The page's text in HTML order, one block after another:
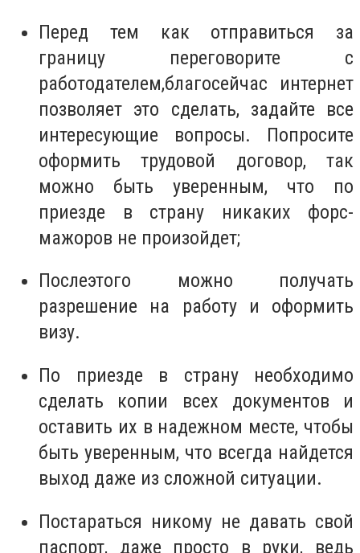
Перед тем как отправиться за
границу переговорите с
работодателем,благосейчас интернет
позволяет это сделать, задайте все
интересующие вопросы. Попросите
оформить трудовой договор, так
можно быть уверенным, что по
приезде в страну никаких форс-
мажоров не произойдет;
Послеэтого можно получать
разрешение на работу и оформить
визу.
По приезде в страну необходимо
сделать копии всех документов и
оставить их в надежном месте, чтобы
быть уверенным, что всегда найдется
выход даже из сложной ситуации.
Постараться никому не давать свой
паспорт, даже просто в руки, ведь